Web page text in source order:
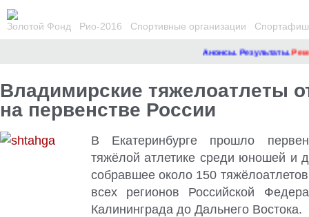
Золотой Фонд Рио-2016 Спортивные организации
Анонсы. Результаты.
Владимирские тяжелоатлеты
на первенстве России
В Екатеринбурге прошло
тяжёлой атлетике среди юношей и
собравшее около 150 тяжёлоатлетов
всех регионов Российской
Калининграда до Дальнего Востока.